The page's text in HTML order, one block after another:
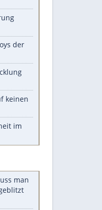
Unsere Themen-Highlights
Diese Promi-Outfits
Aufruhr!